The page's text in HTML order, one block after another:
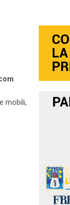
.
mobili,